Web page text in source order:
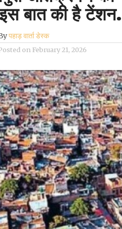
बात की है
पहाड़ वार्ता डेस्क
on February 21, 2026